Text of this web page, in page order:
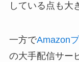
している点も大
一方でAmazon
の大手配信サー